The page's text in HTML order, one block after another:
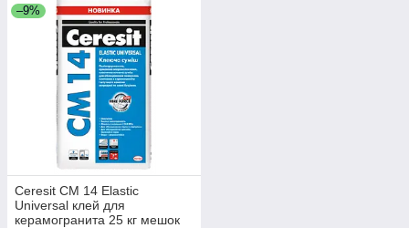
–9%
Ceresit CM 14 Elastic
Universal клей для
керамогранита 25 кг мешок